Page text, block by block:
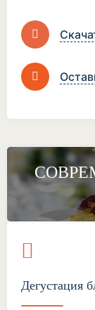
Дегустация